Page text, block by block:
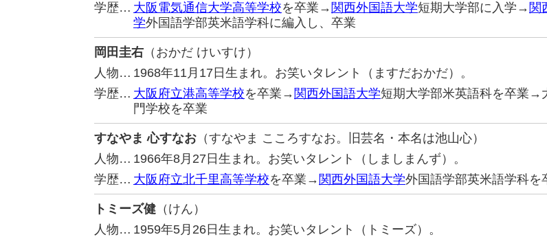
学歴… 大阪電気通信大学高等学校を卒業→ 関西外国語大学短期大学部に入学→ 関
学外国語学部英米語学科に編入し、卒業
岡田圭右 （おかだ けいすけ）
人物… 1968年11月17日生まれ。お笑いタレント（ますだおかだ）。
学歴… 大阪府立港高等学校を卒業→ 関西外国語大学短期大学部米英語科を卒業→
門学校を卒業
すなやま 心すなお （すなやま こころすなお。旧芸名・本名は池山心）
人物… 1966年8月27日生まれ。お笑いタレント（しましまんず）。
学歴… 大阪府立北千里高等学校を卒業→ 関西外国語大学外国語学部英米語学科を
トミーズ健 （けん）
人物… 1959年5月26日生まれ。お笑いタレント（トミーズ）。